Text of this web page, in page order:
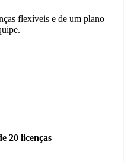
flexíveis e de um plano
20 licenças